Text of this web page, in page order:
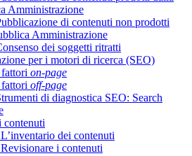
Amministrazione
di contenuti non prodotti
Amministrazione
dei soggetti ritratti
per i motori di ricerca (SEO)
on-page
off-page
di diagnostica SEO: Search
contenuti
dei contenuti
i contenuti